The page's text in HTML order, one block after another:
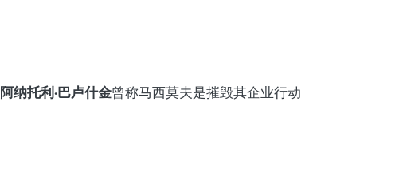
阿纳托利·巴卢什金曾称马西莫夫是摧毁其企业行动